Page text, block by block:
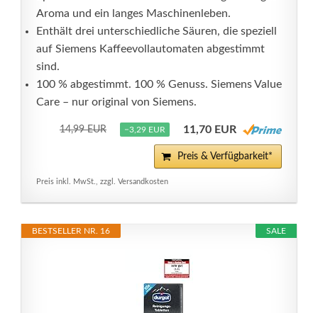
Aroma und ein langes Maschinenleben.
Enthält drei unterschiedliche Säuren, die speziell
auf Siemens Kaffeevollautomaten abgestimmt
sind.
100 % abgestimmt. 100 % Genuss. Siemens Value
Care – nur original von Siemens.
14,99 EUR −3,29 EUR 11,70 EUR
Preis & Verfügbarkeit*
Preis inkl. MwSt., zzgl. Versandkosten
SALE
BESTSELLER NR. 16